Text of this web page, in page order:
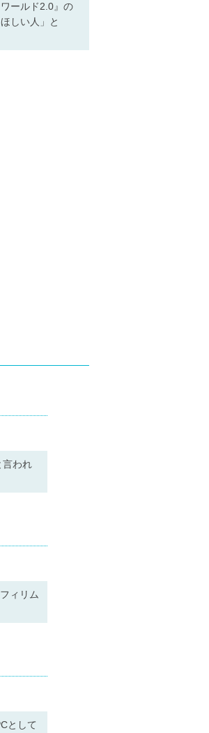
ールド2.0』の
しい人」と
言われ
ィリム
として